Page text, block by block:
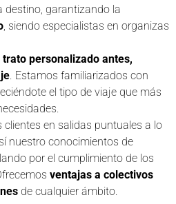
destino, garantizando la
, siendo especialistas en organizas
trato personalizado antes,
. Estamos familiarizados con
el tipo de viaje que más
en salidas puntuales a lo
nuestro conocimientos de
por el cumplimiento de los
ventajas a colectivos
de cualquier ámbito.